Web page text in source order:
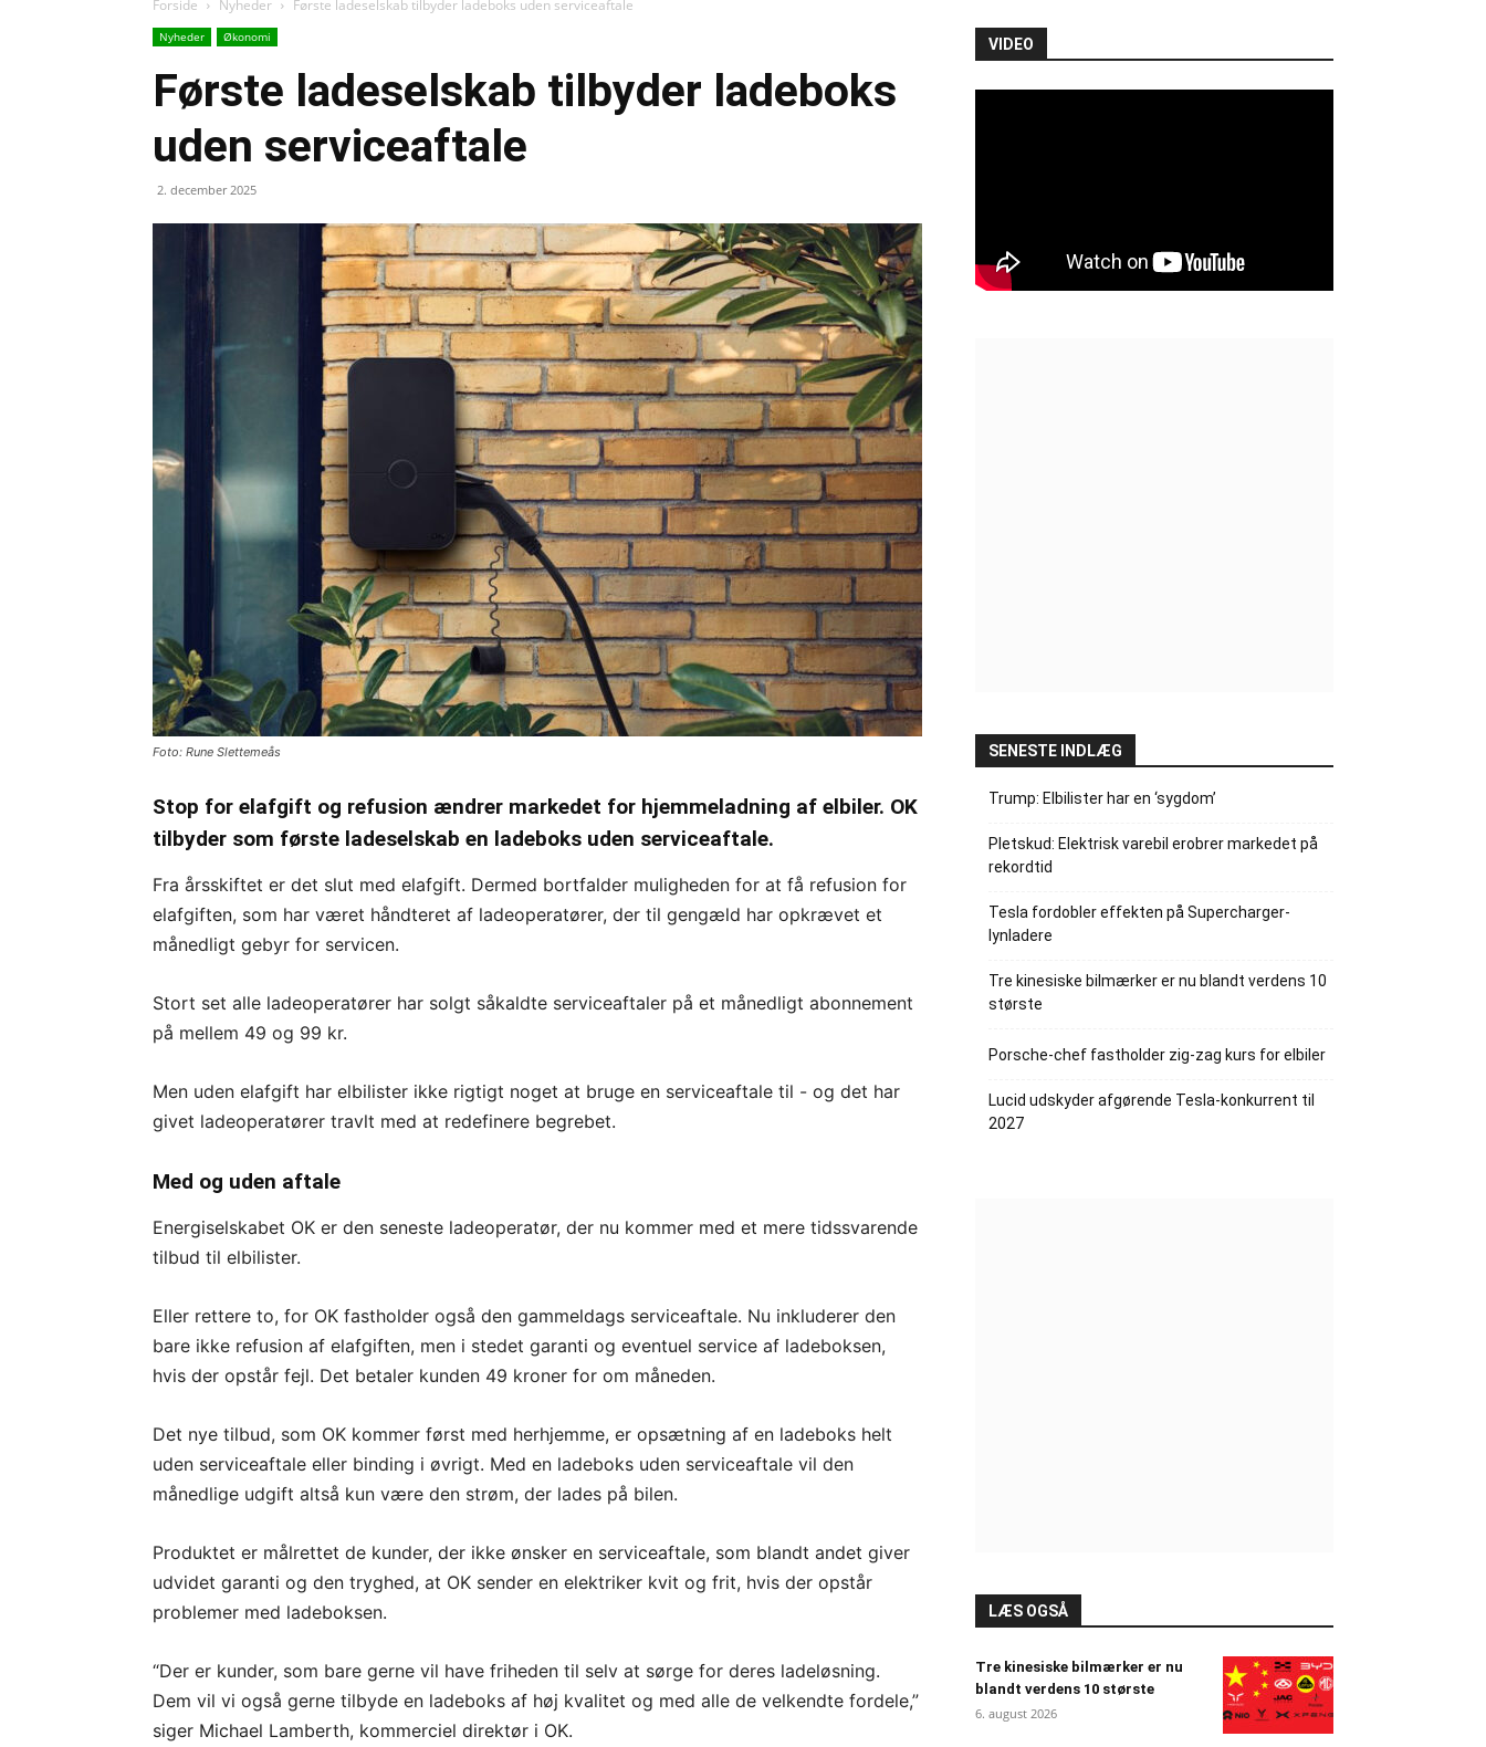
Forside Nyheder Første ladeselskab tilbyder ladeboks uden serviceaftale
Nyheder Økonomi
Første ladeselskab tilbyder ladeboks
uden serviceaftale
2. december 2025
Foto: Rune Slettemeås
Stop for elafgift og refusion ændrer markedet for hjemmeladning af elbiler. OK
tilbyder som første ladeselskab en ladeboks uden serviceaftale.
Fra årsskiftet er det slut med elafgift. Dermed bortfalder muligheden for at få refusion for
elafgiften, som har været håndteret af ladeoperatører, der til gengæld har opkrævet et
månedligt gebyr for servicen.
Stort set alle ladeoperatører har solgt såkaldte serviceaftaler på et månedligt abonnement
på mellem 49 og 99 kr.
Men uden elafgift har elbilister ikke rigtigt noget at bruge en serviceaftale til - og det har
givet ladeoperatører travlt med at redefinere begrebet.
Med og uden aftale
Energiselskabet OK er den seneste ladeoperatør, der nu kommer med et mere tidssvarende
tilbud til elbilister.
Eller rettere to, for OK fastholder også den gammeldags serviceaftale. Nu inkluderer den
bare ikke refusion af elafgiften, men i stedet garanti og eventuel service af ladeboksen,
hvis der opstår fejl. Det betaler kunden 49 kroner for om måneden.
Det nye tilbud, som OK kommer først med herhjemme, er opsætning af en ladeboks helt
uden serviceaftale eller binding i øvrigt. Med en ladeboks uden serviceaftale vil den
månedlige udgift altså kun være den strøm, der lades på bilen.
Produktet er målrettet de kunder, der ikke ønsker en serviceaftale, som blandt andet giver
udvidet garanti og den tryghed, at OK sender en elektriker kvit og frit, hvis der opstår
problemer med ladeboksen.
“Der er kunder, som bare gerne vil have friheden til selv at sørge for deres ladeløsning.
Dem vil vi også gerne tilbyde en ladeboks af høj kvalitet og med alle de velkendte fordele,”
siger Michael Lamberth, kommerciel direktør i OK.
VIDEO
SENESTE INDLÆG
Trump: Elbilister har en ‘sygdom’
Pletskud: Elektrisk varebil erobrer markedet på
rekordtid
Tesla fordobler effekten på Supercharger-
lynladere
Tre kinesiske bilmærker er nu blandt verdens 10
største
Porsche-chef fastholder zig-zag kurs for elbiler
Lucid udskyder afgørende Tesla-konkurrent til
2027
LÆS OGSÅ
Tre kinesiske bilmærker er nu
blandt verdens 10 største
6. august 2026